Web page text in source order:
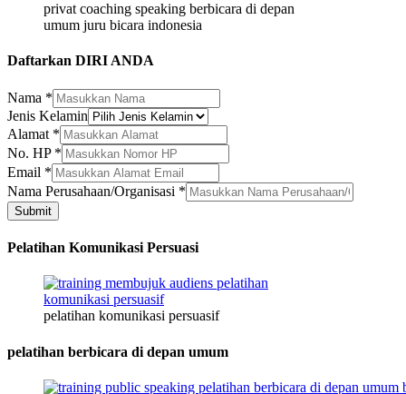
privat coaching speaking berbicara di depan
umum juru bicara indonesia
Daftarkan DIRI ANDA
Nama *
Jenis Kelamin
Kelamin
Email
Jenis
Alamat *
No. HP *
Email *
Nama Perusahaan/Organisasi *
Submit
Pelatihan Komunikasi Persuasi
pelatihan komunikasi persuasif
pelatihan berbicara di depan umum